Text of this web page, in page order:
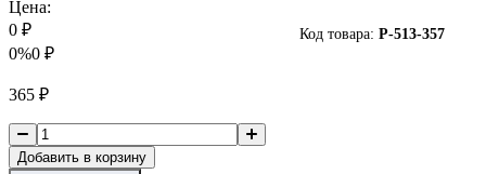
Код товара: P-513-357
Цена:
0 ₽
0%0 ₽
365 ₽
Добавить в корзину